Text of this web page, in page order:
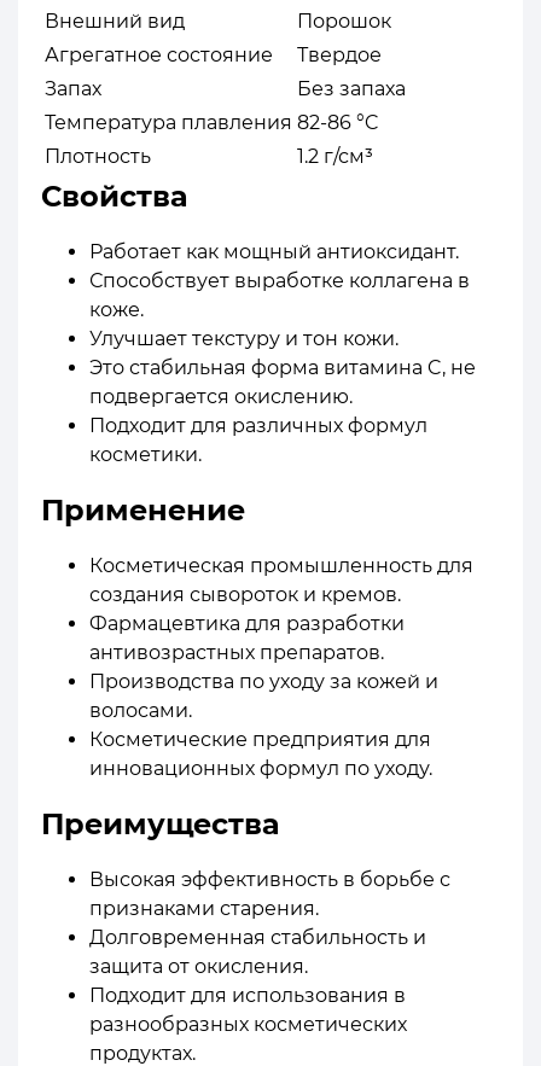
Внешний вид
Порошок
Агрегатное состояние
Твердое
Запах
Без запаха
Температура плавления 82-86 °C
Плотность
1.2 г/см³
Свойства
Работает как мощный антиоксидант.
Способствует выработке коллагена в
коже.
Улучшает текстуру и тон кожи.
Это стабильная форма витамина C, не
подвергается окислению.
Подходит для различных формул
косметики.
Применение
Косметическая промышленность для
создания сывороток и кремов.
Фармацевтика для разработки
антивозрастных препаратов.
Производства по уходу за кожей и
волосами.
Косметические предприятия для
инновационных формул по уходу.
Преимущества
Высокая эффективность в борьбе с
признаками старения.
Долговременная стабильность и
защита от окисления.
Подходит для использования в
разнообразных косметических
продуктах.